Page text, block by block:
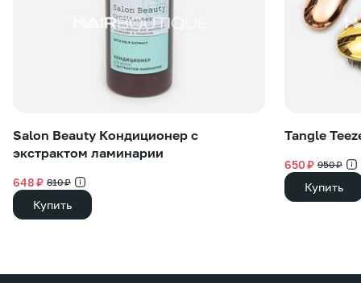
Salon Beauty Кондиционер с
экстрактом ламинарии
648 ₽ 810 ₽
Купить
Tangle
650 ₽ 950 ₽
Купить